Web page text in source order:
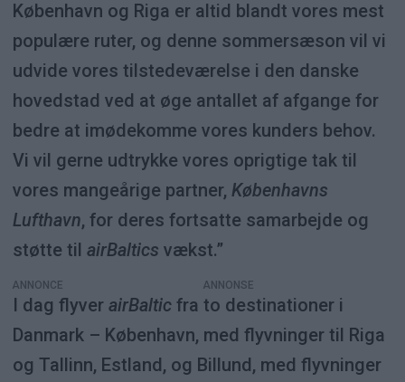
København og Riga er altid blandt vores mest
populære ruter, og denne sommersæson vil vi
udvide vores tilstedeværelse i den danske
hovedstad ved at øge antallet af afgange for
bedre at imødekomme vores kunders behov.
Vi vil gerne udtrykke vores oprigtige tak til
vores mangeårige partner, Københavns
Lufthavn, for deres fortsatte samarbejde og
støtte til airBaltics vækst.”
ANNONCE
I dag flyver airBalticfra to destinationer i
Danmark – København, med flyvninger til Riga
og Tallinn, Estland, og Billund, med flyvninger